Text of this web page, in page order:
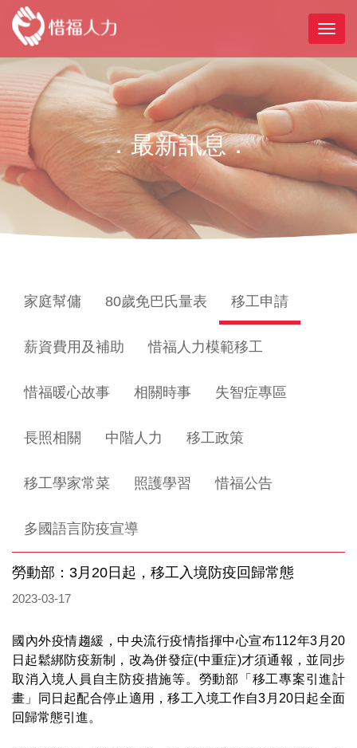
．最新訊息．
家庭幫傭 80歲免巴氏量表 移工申請
薪資費用及補助 惜福人力模範移工
惜福暖心故事 相關時事 失智症專區
長照相關 中階人力 移工政策
移工學家常菜 照護學習 惜福公告
多國語言防疫宣導
勞動部：3月20日起，移工入境防疫回歸常態
2023-03-17
國內外疫情趨緩，中央流行疫情指揮中心宣布112年3月20
日起鬆綁防疫新制，改為併發症(中重症)才須通報，並同步
取消入境人員自主防疫措施等。勞動部「移工專案引進計
畫」同日起配合停止適用，移工入境工作自3月20日起全面
回歸常態引進。